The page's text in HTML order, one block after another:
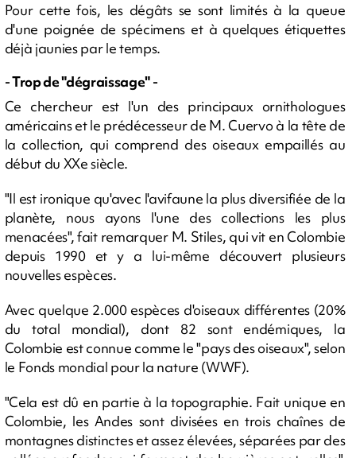
Pour cette fois, les dégâts se sont limités à la queue
d'une poignée de spécimens et à quelques étiquettes
déjà jaunies par le temps.
- Trop de "dégraissage" -
Ce chercheur est l'un des principaux ornithologues
américains et le prédécesseur de M. Cuervo à la tête de
la collection, qui comprend des oiseaux empaillés au
début du XXe siècle.
"Il est ironique qu'avec l'avifaune la plus diversifiée de la
planète, nous ayons l'une des collections les plus
menacées", fait remarquer M. Stiles, qui vit en Colombie
depuis 1990 et y a lui-même découvert plusieurs
nouvelles espèces.
Avec quelque 2.000 espèces d'oiseaux différentes (20%
du total mondial), dont 82 sont endémiques, la
Colombie est connue comme le "pays des oiseaux", selon
le Fonds mondial pour la nature (WWF).
"Cela est dû en partie à la topographie. Fait unique en
Colombie, les Andes sont divisées en trois chaînes de
montagnes distinctes et assez élevées, séparées par des